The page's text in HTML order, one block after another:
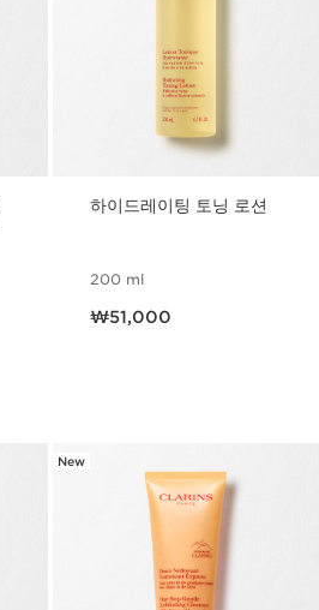
하이드레이팅 토닝 로션
200 ml
₩51,000
New